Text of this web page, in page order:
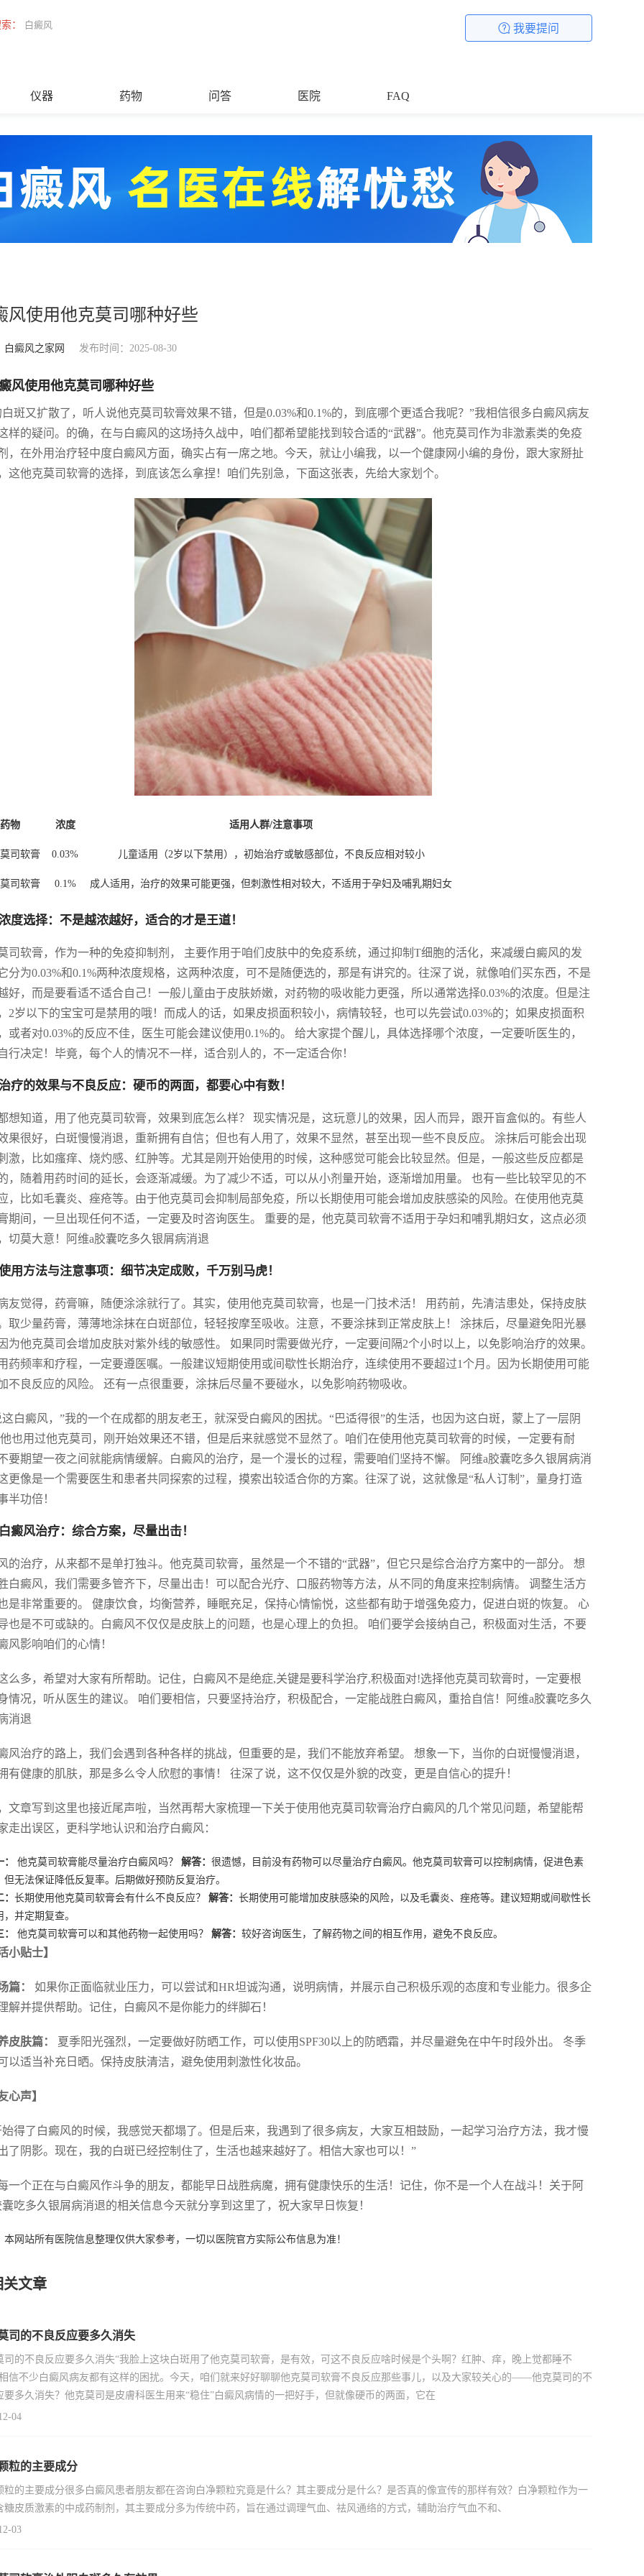
： 白癜风 我要提问
仪器 药物 问答 医院 FAQ
风使用他克莫司哪种好些
白癜风之家网 发布时间：2025-08-30
风使用他克莫司哪种好些
白斑又扩散了，听人说他克莫司软膏效果不错，但是0.03%和0.1%的，到底哪个更适合我呢？”我相信很多白癜风病友
样的疑问。的确，在与白癜风的这场持久战中，咱们都希望能找到较合适的“武器”。他克莫司作为非激素类的免疫
，在外用治疗轻中度白癜风方面，确实占有一席之地。今天，就让小编我，以一个健康网小编的身份，跟大家掰扯
这他克莫司软膏的选择，到底该怎么拿捏！咱们先别急，下面这张表，先给大家划个。
药物 浓度 适用人群/注意事项
司软膏 0.03% 儿童适用（2岁以下禁用），初始治疗或敏感部位，不良反应相对较小
司软膏 0.1% 成人适用，治疗的效果可能更强，但刺激性相对较大，不适用于孕妇及哺乳期妇女
度选择：不是越浓越好，适合的才是王道！
司软膏，作为一种的免疫抑制剂， 主要作用于咱们皮肤中的免疫系统，通过抑制T细胞的活化，来减缓白癜风的发
分为0.03%和0.1%两种浓度规格，这两种浓度，可不是随便选的，那是有讲究的。往深了说，就像咱们买东西，不是
好，而是要看适不适合自己！一般儿童由于皮肤娇嫩，对药物的吸收能力更强，所以通常选择0.03%的浓度。但是注
2岁以下的宝宝可是禁用的哦！而成人的话，如果皮损面积较小，病情较轻，也可以先尝试0.03%的；如果皮损面积
或者对0.03%的反应不佳，医生可能会建议使用0.1%的。 给大家提个醒儿，具体选择哪个浓度，一定要听医生的，
行决定！毕竟，每个人的情况不一样，适合别人的，不一定适合你！
疗的效果与不良反应：硬币的两面，都要心中有数！
想知道，用了他克莫司软膏，效果到底怎么样？ 现实情况是，这玩意儿的效果，因人而异，跟开盲盒似的。有些人
果很好，白斑慢慢消退，重新拥有自信；但也有人用了，效果不显然，甚至出现一些不良反应。 涂抹后可能会出现
激，比如瘙痒、烧灼感、红肿等。尤其是刚开始使用的时候，这种感觉可能会比较显然。但是，一般这些反应都是
，随着用药时间的延长，会逐渐减缓。为了减少不适，可以从小剂量开始，逐渐增加用量。 也有一些比较罕见的不
，比如毛囊炎、痤疮等。由于他克莫司会抑制局部免疫，所以长期使用可能会增加皮肤感染的风险。在使用他克莫
期间，一旦出现任何不适，一定要及时咨询医生。 重要的是，他克莫司软膏不适用于孕妇和哺乳期妇女，这点必须
切莫大意！阿维a胶囊吃多久银屑病消退
用方法与注意事项：细节决定成败，千万别马虎！
友觉得，药膏嘛，随便涂涂就行了。其实，使用他克莫司软膏，也是一门技术活！ 用药前，先清洁患处，保持皮肤
取少量药膏，薄薄地涂抹在白斑部位，轻轻按摩至吸收。注意，不要涂抹到正常皮肤上！ 涂抹后，尽量避免阳光暴
为他克莫司会增加皮肤对紫外线的敏感性。 如果同时需要做光疗，一定要间隔2个小时以上，以免影响治疗的效果。
药频率和疗程，一定要遵医嘱。一般建议短期使用或间歇性长期治疗，连续使用不要超过1个月。因为长期使用可能
不良反应的风险。 还有一点很重要，涂抹后尽量不要碰水，以免影响药物吸收。
这白癜风，”我的一个在成都的朋友老王，就深受白癜风的困扰。“巴适得很”的生活，也因为这白斑，蒙上了一层阴
也用过他克莫司，刚开始效果还不错，但是后来就感觉不显然了。咱们在使用他克莫司软膏的时候，一定要有耐
要期望一夜之间就能病情缓解。白癜风的治疗，是一个漫长的过程，需要咱们坚持不懈。 阿维a胶囊吃多久银屑病消
更像是一个需要医生和患者共同探索的过程，摸索出较适合你的方案。往深了说，这就像是“私人订制”，量身打造
半功倍！
癜风治疗：综合方案，尽量出击！
的治疗，从来都不是单打独斗。他克莫司软膏，虽然是一个不错的“武器”，但它只是综合治疗方案中的一部分。 想
白癜风，我们需要多管齐下，尽量出击！可以配合光疗、口服药物等方法，从不同的角度来控制病情。 调整生活方
是非常重要的。 健康饮食，均衡营养，睡眠充足，保持心情愉悦，这些都有助于增强免疫力，促进白斑的恢复。 心
也是不可或缺的。白癜风不仅仅是皮肤上的问题，也是心理上的负担。 咱们要学会接纳自己，积极面对生活，不要
风影响咱们的心情！
么多，希望对大家有所帮助。记住，白癜风不是绝症,关键是要科学治疗,积极面对!选择他克莫司软膏时，一定要根
情况，听从医生的建议。 咱们要相信，只要坚持治疗，积极配合，一定能战胜白癜风，重拾自信！阿维a胶囊吃多久
消退
风治疗的路上，我们会遇到各种各样的挑战，但重要的是，我们不能放弃希望。 想象一下，当你的白斑慢慢消退，
有健康的肌肤，那是多么令人欣慰的事情！ 往深了说，这不仅仅是外貌的改变，更是自信心的提升！
文章写到这里也接近尾声啦，当然再帮大家梳理一下关于使用他克莫司软膏治疗白癜风的几个常见问题，希望能帮
走出误区，更科学地认识和治疗白癜风：
他克莫司软膏能尽量治疗白癜风吗？ 解答： 很遗憾，目前没有药物可以尽量治疗白癜风。他克莫司软膏可以控制病情，促进色素
但无法保证降低反复率。后期做好预防反复治疗。
长期使用他克莫司软膏会有什么不良反应？ 解答： 长期使用可能增加皮肤感染的风险，以及毛囊炎、痤疮等。建议短期或间歇性长
，并定期复查。
他克莫司软膏可以和其他药物一起使用吗？ 解答： 较好咨询医生，了解药物之间的相互作用，避免不良反应。
小贴士】
篇：
如果你正面临就业压力，可以尝试和HR坦诚沟通，说明病情，并展示自己积极乐观的态度和专业能力。很多企
解并提供帮助。记住，白癜风不是你能力的绊脚石！
皮肤篇：
夏季阳光强烈，一定要做好防晒工作，可以使用SPF30以上的防晒霜，并尽量避免在中午时段外出。 冬季
以适当补充日晒。保持皮肤清洁，避免使用刺激性化妆品。
心声】
始得了白癜风的时候，我感觉天都塌了。但是后来，我遇到了很多病友，大家互相鼓励，一起学习治疗方法，我才慢
了阴影。现在，我的白斑已经控制住了，生活也越来越好了。相信大家也可以！”
一个正在与白癜风作斗争的朋友，都能早日战胜病魔，拥有健康快乐的生活！记住，你不是一个人在战斗！关于阿
囊吃多久银屑病消退的相关信息今天就分享到这里了，祝大家早日恢复！
本网站所有医院信息整理仅供大家参考，一切以医院官方实际公布信息为准！
关文章
司的不良反应要多久消失
司的不良反应要多久消失“我脸上这块白斑用了他克莫司软膏，是有效，可这不良反应啥时候是个头啊？红肿、痒，晚上觉都睡不
信不少白癜风病友都有这样的困扰。今天，咱们就来好好聊聊他克莫司软膏不良反应那些事儿，以及大家较关心的——他克莫司的不
要多久消失？他克莫司是皮膚科医生用来“稳住”白癜风病情的一把好手，但就像硬币的两面，它在
04
粒的主要成分
粒的主要成分很多白癜风患者朋友都在咨询白净颗粒究竟是什么？其主要成分是什么？是否真的像宣传的那样有效？白净颗粒作为一
糖皮质激素的中成药制剂，其主要成分多为传统中药，旨在通过调理气血、祛风通络的方式，辅助治疗气血不和、
03